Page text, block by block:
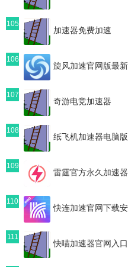
105
加速器免费加速
106
旋风加速官网版最
107
奇游电竞加速器
108
纸飞机加速器电脑版
109
雷霆官方永久加速
110
快连加速官网下载
111
快喵加速器官网入口